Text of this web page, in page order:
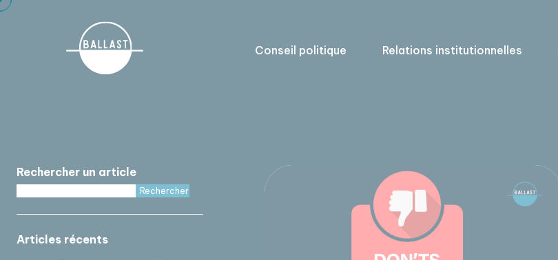
Conseil politique Relations institutionnelles
Rechercher un article
Rechercher
Articles récents
Cookies management panel